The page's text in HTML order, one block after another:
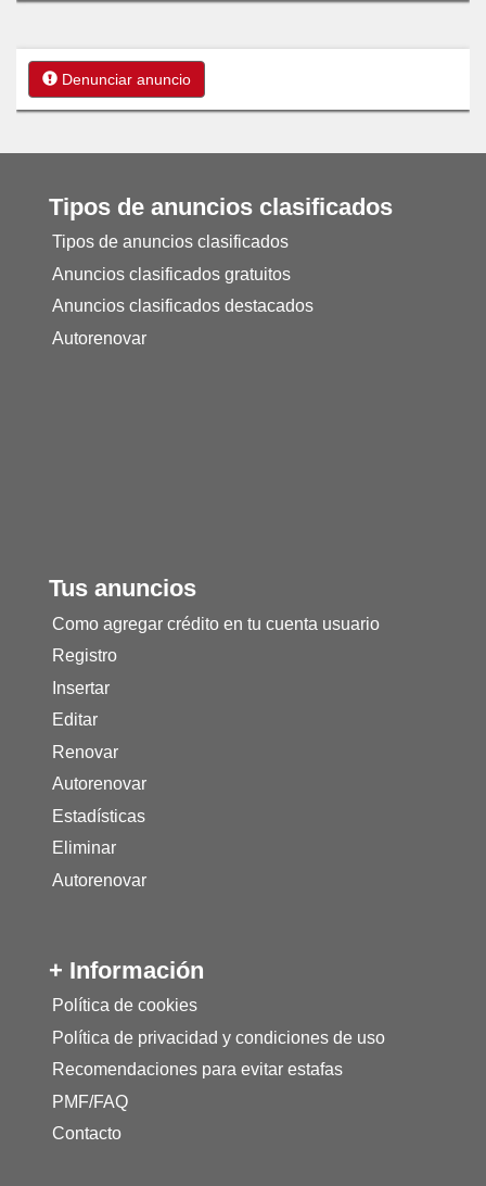
Denunciar anuncio
Tipos de anuncios clasificados
Tipos de anuncios clasificados
Anuncios clasificados gratuitos
Anuncios clasificados destacados
Autorenovar
Tus anuncios
Como agregar crédito en tu cuenta usuario
Registro
Insertar
Editar
Renovar
Autorenovar
Estadísticas
Eliminar
Autorenovar
+ Información
Política de cookies
Política de privacidad y condiciones de uso
Recomendaciones para evitar estafas
PMF/FAQ
Contacto